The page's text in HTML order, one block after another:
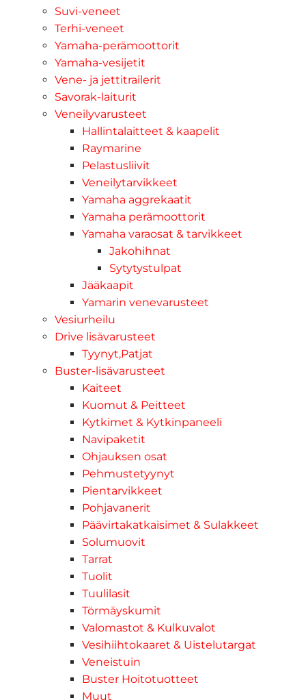
Suvi-veneet
Terhi-veneet
Yamaha-perämoottorit
Yamaha-vesijetit
Vene- ja jettitrailerit
Savorak-laiturit
Veneilyvarusteet
Hallintalaitteet & kaapelit
Raymarine
Pelastusliivit
Veneilytarvikkeet
Yamaha aggrekaatit
Yamaha perämoottorit
Yamaha varaosat & tarvikkeet
Jakohihnat
Sytytystulpat
Jääkaapit
Yamarin venevarusteet
Vesiurheilu
Drive lisävarusteet
Tyynyt,Patjat
Buster-lisävarusteet
Kaiteet
Kuomut & Peitteet
Kytkimet & Kytkinpaneeli
Navipaketit
Ohjauksen osat
Pehmustetyynyt
Pientarvikkeet
Pohjavanerit
Päävirtakatkaisimet & Sulakkeet
Solumuovit
Tarrat
Tuolit
Tuulilasit
Törmäyskumit
Valomastot & Kulkuvalot
Vesihiihtokaaret & Uistelutargat
Veneistuin
Buster Hoitotuotteet
Muut